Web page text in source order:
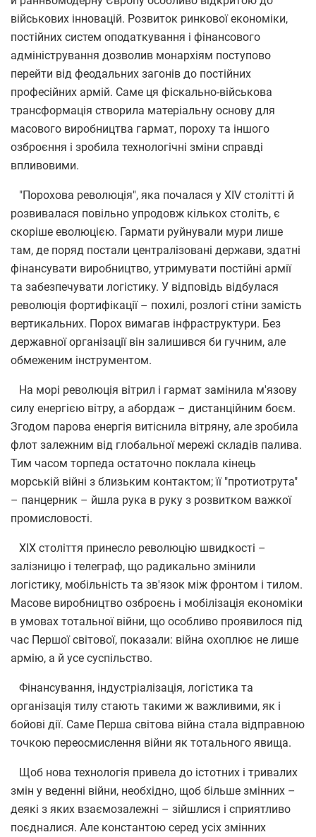
військових інновацій. Розвиток ринкової економіки,
постійних систем оподаткування і фінансового
адміністрування дозволив монархіям поступово
перейти від феодальних загонів до постійних
професійних армій. Саме ця фіскально-військова
трансформація створила матеріальну основу для
масового виробництва гармат, пороху та іншого
озброєння і зробила технологічні зміни справді
впливовими.
"Порохова революція", яка почалася у XIV столітті й
розвивалася повільно упродовж кількох століть, є
скоріше еволюцією. Гармати руйнували мури лише
там, де поряд постали централізовані держави, здатні
фінансувати виробництво, утримувати постійні армії
та забезпечувати логістику. У відповідь відбулася
революція фортифікації – похилі, розлогі стіни замість
вертикальних. Порох вимагав інфраструктури. Без
державної організації він залишився би гучним, але
обмеженим інструментом.
На морі революція вітрил і гармат замінила м'язову
силу енергією вітру, а абордаж – дистанційним боєм.
Згодом парова енергія витіснила вітряну, але зробила
флот залежним від глобальної мережі складів палива.
Тим часом торпеда остаточно поклала кінець
морській війні з близьким контактом; її "протиотрута"
– панцерник – йшла рука в руку з розвитком важкої
промисловості.
XIX століття принесло революцію швидкості –
залізницю і телеграф, що радикально змінили
логістику, мобільність та зв'язок між фронтом і тилом.
Масове виробництво озброєнь і мобілізація економіки
в умовах тотальної війни, що особливо проявилося під
час Першої світової, показали: війна охоплює не лише
армію, а й усе суспільство.
Фінансування, індустріалізація, логістика та
організація тилу стають такими ж важливими, як і
бойові дії. Саме Перша світова війна стала відправною
точкою переосмислення війни як тотального явища.
Щоб нова технологія привела до істотних і тривалих
змін у веденні війни, необхідно, щоб більше змінних –
деякі з яких взаємозалежні – зійшлися і сприятливо
поєдналися. Але константою серед усіх змінних